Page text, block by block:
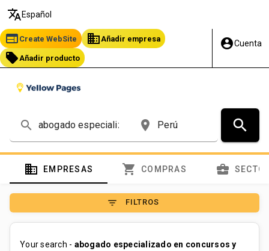
translate Español
web Create WebSite business Añadir empresa
local_offer Añadir producto
account_circleCuenta
search place search
domain EMPRESAS shopping_cart COMPRAS business_center
filter_list FILTROS
Your search - abogado especializado en concursos y